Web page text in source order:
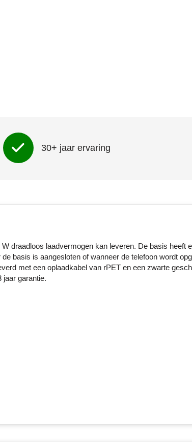
30+ jaar ervaring
draadloos laadvermogen kan leveren. De basis heeft
basis is aangesloten of wanneer de telefoon wordt
met een oplaadkabel van rPET en een zwarte
jaar garantie.